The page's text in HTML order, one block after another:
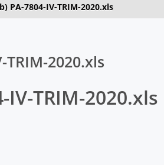
b) PA-7804-IV-TRIM-2020.xls
TRIM-2020.xls
IV-TRIM-2020.xls